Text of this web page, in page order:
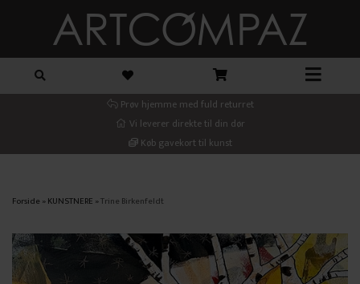
Prøv hjemme med fuld returret
Vi leverer direkte til din dør
Køb gavekort til kunst
Forside »KUNSTNERE »Trine Birkenfeldt